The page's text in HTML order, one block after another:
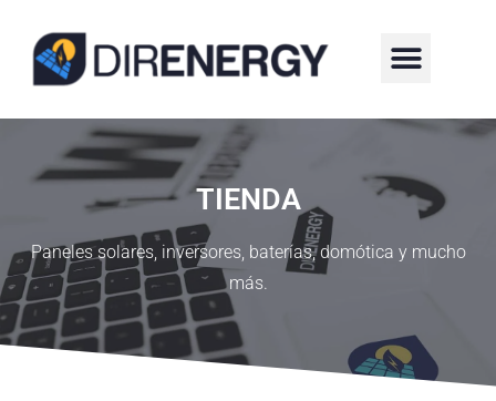
TIENDA
Paneles solares, inversores, baterías, domótica y mucho
más.